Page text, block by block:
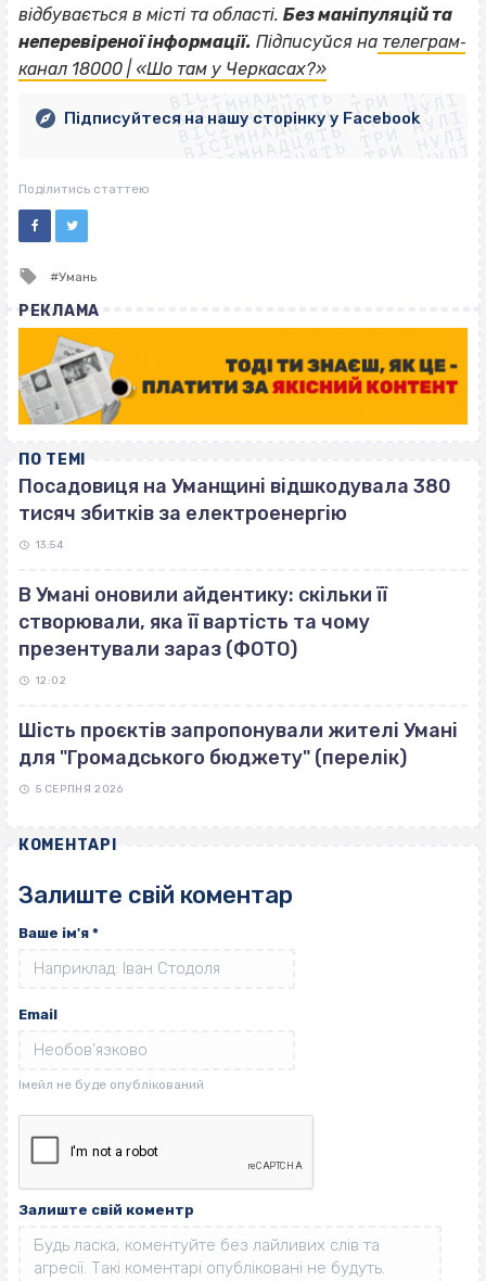
відбувається в місті та області. Без маніпуляцій та
неперевіреної інформації. Підписуйся на телеграм‐
канал 18000 | «Шо там у Черкасах?»
ВІСІМНАДЦЯТЬ ТРИ НУЛІ
ВІСІМНАДЦЯТЬ ТРИ НУЛІ
ВІСІМНАДЦЯТЬ ТРИ НУЛІ
ВІСІМНАДЦЯТЬ ТРИ НУЛІ
ВІСІМНАДЦЯТЬ ТРИ НУЛІ
ВІСІМНАДЦЯТЬ ТРИ НУЛІ
ВІСІМНАДЦЯТЬ ТРИ НУЛІ
ВІСІМНАДЦЯТЬ ТРИ НУЛІ
Підписуйтеся на нашу сторінку у Facebook
Поділитись статтею
Tagged
Умань
РЕКЛАМА
ПО ТЕМІ
Посадовиця на Уманщині відшкодувала 380
тисяч збитків за електроенергію
13:54
В Умані оновили айдентику: скільки її
створювали, яка її вартість та чому
презентували зараз (ФОТО)
12:02
Шість проєктів запропонували жителі Умані
для "Громадського бюджету" (перелік)
5 СЕРПНЯ 2026
КОМЕНТАРІ
Залиште свій коментар
Ваше ім'я *
Email
Залиште свій коментр